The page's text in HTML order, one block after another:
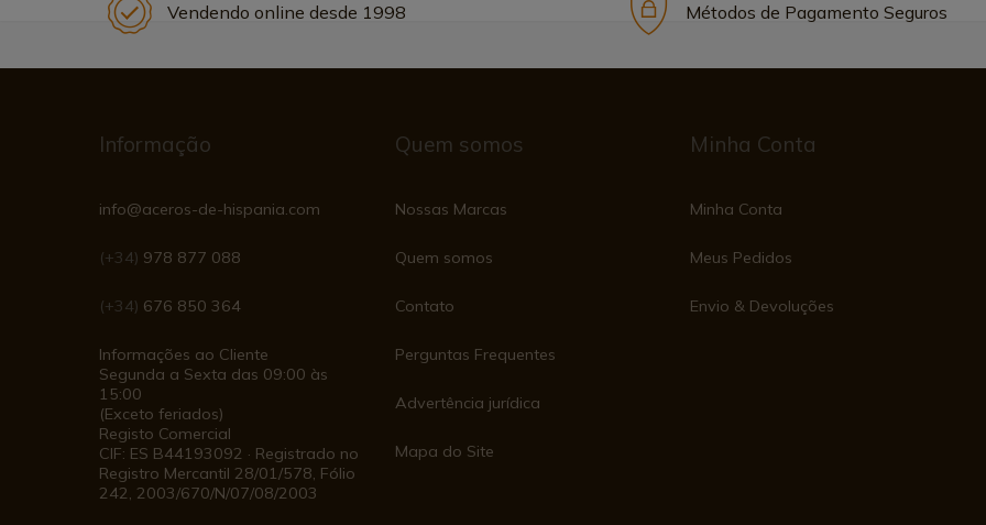
Vendendo online desde 1998 Métodos de Pagamento Seguros
Informação
info@aceros-de-hispania.com
(+34) 978 877 088
(+34) 676 850 364
Informações ao Cliente
Segunda a Sexta das 09:00 às
15:00
(Exceto feriados)
Registo Comercial
CIF: ES B44193092 · Registrado no
Registro Mercantil 28/01/578, Fólio
242, 2003/670/N/07/08/2003
Quem somos
Nossas Marcas
Quem somos
Contato
Perguntas Frequentes
Advertência jurídica
Mapa do Site
Minha Conta
Minha Conta
Meus Pedidos
Envio & Devoluções